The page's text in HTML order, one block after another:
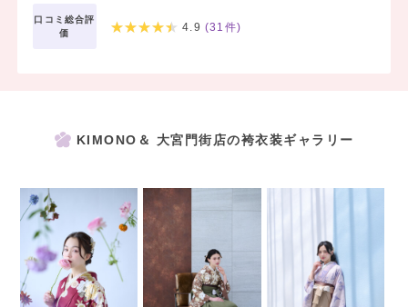
口コミ総合評
価
4.9 (31 件)
KIMONO＆ 大宮門街店の袴衣装ギャラリー